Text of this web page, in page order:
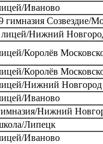
Иваново
гимназия Созвездие/
лицей/Нижний
Королёв
Королёв
Нижний Новгород
Иваново
Нижний
Липецк
Иваново